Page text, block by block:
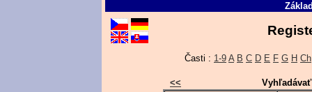
Časti : 1-9 A B C D E F G H Ch
<<